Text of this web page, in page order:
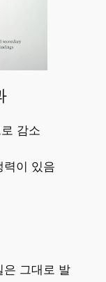
감소
이 있음
은 그대로 발